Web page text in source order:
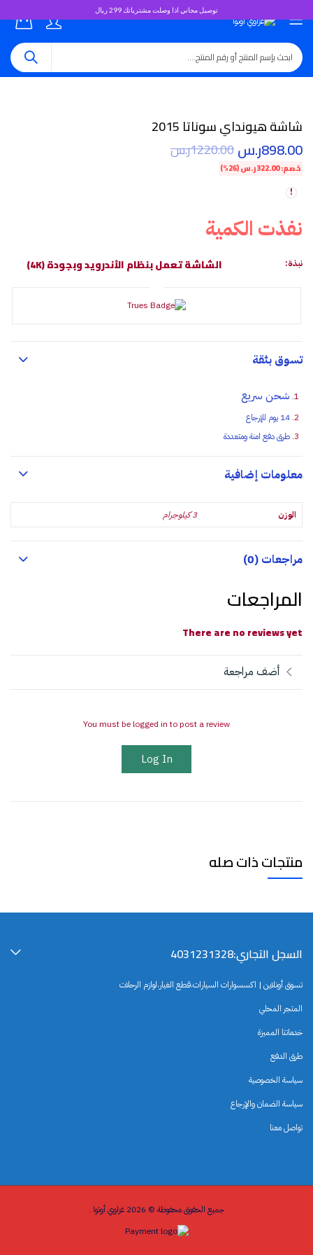
توصيل مجاني اذا وصلت مشترياتك 299 ريال
شاشة هيونداي سوناتا 2015
898.00ر.س1220.00ر.س
خصم:322.00ر.س(26%)
نفذت الكمية
نبذة: الشاشة تعمل بنظام الأندرويد وبجودة (4K)
تسوق بثقة
شحن سريع
14 يوم للإرجاع
طرق دفع امنة ومتعددة
معلومات إضافية
الوزن 3 كيلوجرام
مراجعات (0)
المراجعات
There are no reviews yet
أضف مراجعة
You must be logged in to post a review
Log In
منتجات ذات صله
السجل التجاري:4031231328
تسوق أونلاين | اكسسوارات السيارات،قطع الغيار،لوازم الرحلات
المتجر المحلي
خدماتنا المميزة
طرق الدفع
سياسة الخصوصية
سياسة الضمان والإرجاع
تواصل معنا
جميع الحقوق محفوظة © 2026 غزاوي أوتوا .